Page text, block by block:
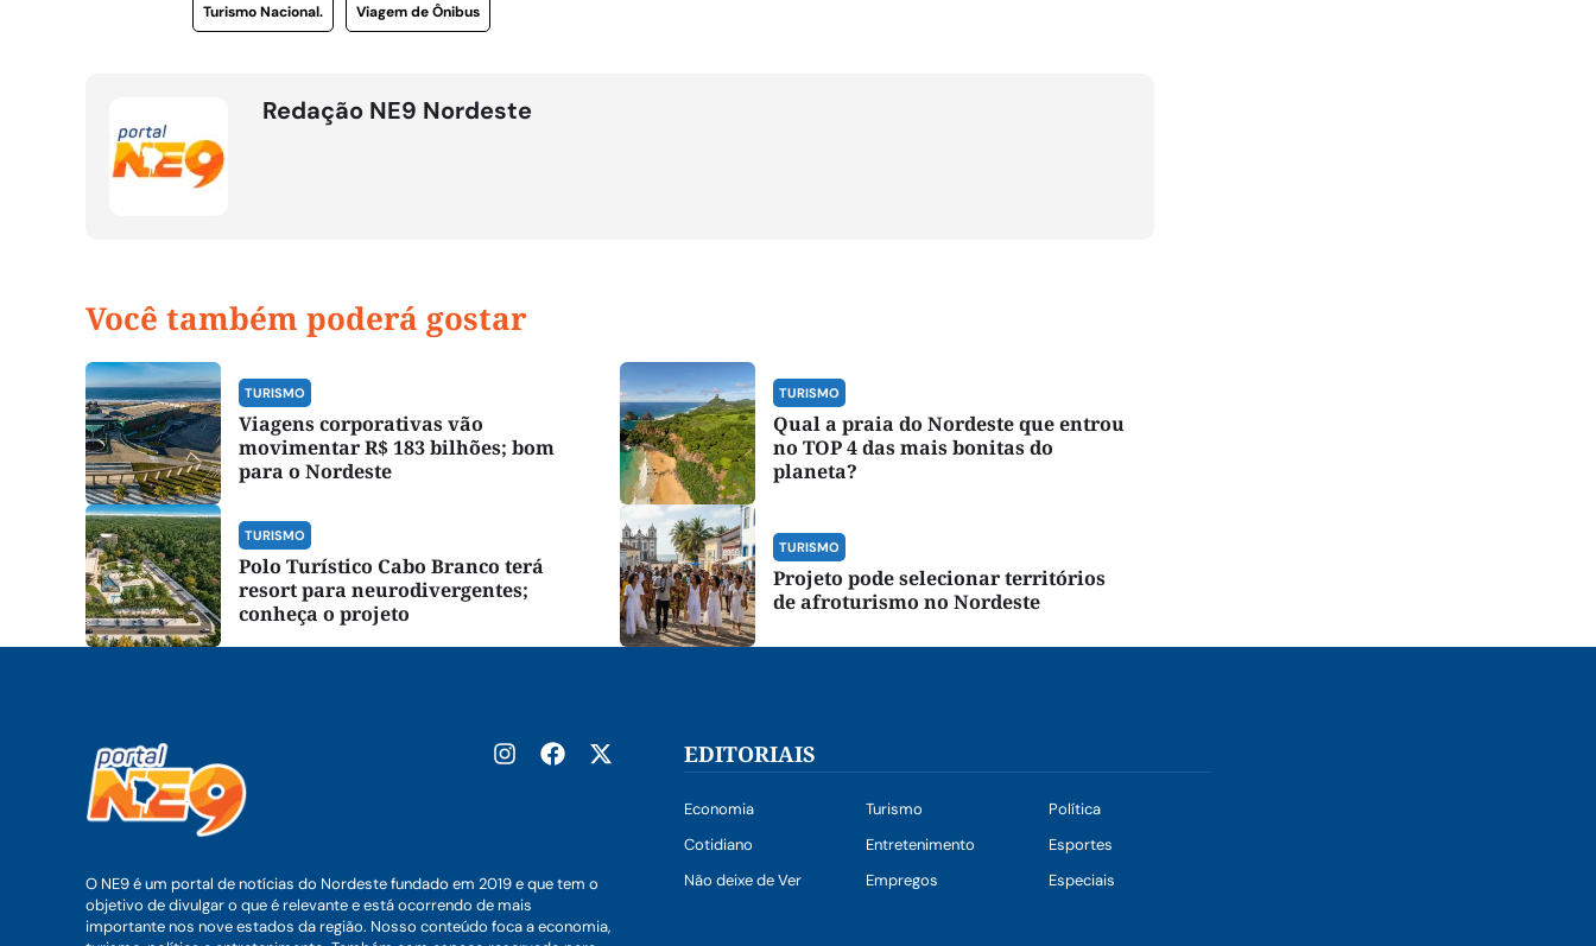
Turismo Nacional. Viagem de Ônibus
Redação NE9 Nordeste
Você também poderá gostar
TURISMO
Viagens corporativas vão
movimentar R$ 183 bilhões; bom
para o Nordeste
TURISMO
Qual a praia do Nordeste que entrou
no TOP 4 das mais bonitas do
planeta?
TURISMO
Polo Turístico Cabo Branco terá
resort para neurodivergentes;
conheça o projeto
TURISMO
Projeto pode selecionar territórios
de afroturismo no Nordeste
O NE9 é um portal de notícias do Nordeste fundado em 2019 e que tem o
objetivo de divulgar o que é relevante e está ocorrendo de mais
importante nos nove estados da região. Nosso conteúdo foca a economia,
EDITORIAIS
Economia Turismo
Política
Cotidiano
Entretenimento
Esportes
Não deixe de Ver
Empregos Especiais